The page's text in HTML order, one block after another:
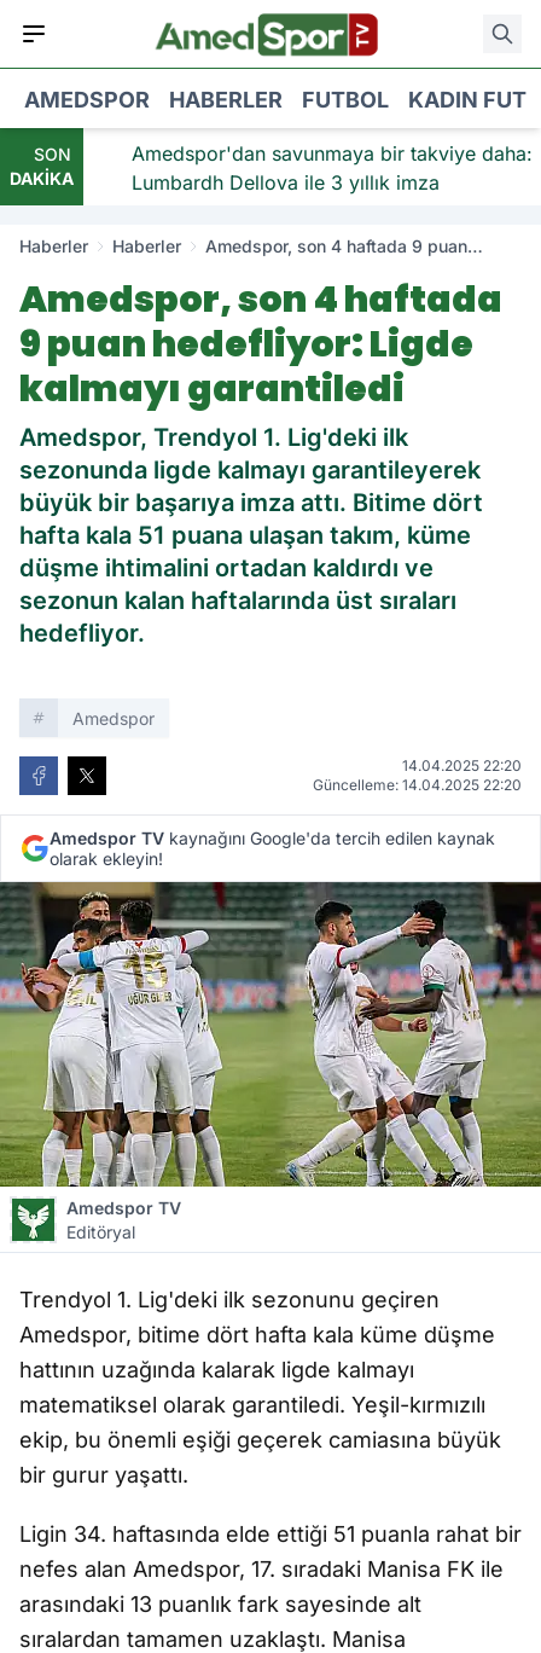
AMEDSPOR HABERLER FUTBOL KADIN
SON
DAKİKA
Amedspor'dan savunmaya bir takviye daha:
Lumbardh Dellova ile 3 yıllık imza
Haberler Haberler
Amedspor, son 4 haftada 9 puan
Amedspor, son 4 haftada
9 puan hedefliyor: Ligde
kalmayı garantiledi
Amedspor, Trendyol 1. Lig'deki ilk
sezonunda ligde kalmayı garantileyerek
büyük bir başarıya imza attı. Bitime dört
hafta kala 51 puana ulaşan takım, küme
düşme ihtimalini ortadan kaldırdı ve
sezonun kalan haftalarında üst sıraları
hedefliyor.
Amedspor
14.04.2025 22:20
Güncelleme: 14.04.2025 22:20
Amedspor TV kaynağını Google'da tercih edilen kaynak
olarak ekleyin!
Amedspor TV
Editöryal
Trendyol 1. Lig'deki ilk sezonunu geçiren
Amedspor, bitime dört hafta kala küme düşme
hattının uzağında kalarak ligde kalmayı
matematiksel olarak garantiledi. Yeşil-kırmızılı
ekip, bu önemli eşiği geçerek camiasına büyük
bir gurur yaşattı.
Ligin 34. haftasında elde ettiği 51 puanla rahat bir
nefes alan Amedspor, 17. sıradaki Manisa FK ile
arasındaki 13 puanlık fark sayesinde alt
sıralardan tamamen uzaklaştı. Manisa